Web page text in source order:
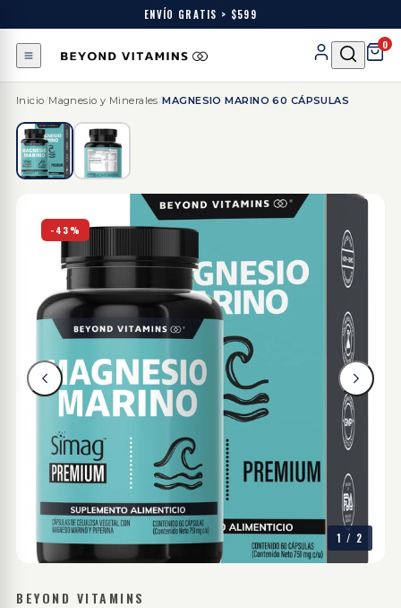
ENVÍO GRATIS > $599
0
Inicio Magnesio y Minerales /MAGNESIO MARINO 60 CÁPSULAS
-43%
1 / 2
BEYOND VITAMINS